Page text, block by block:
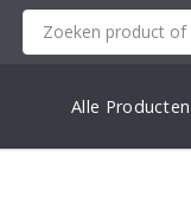
Alle Producten